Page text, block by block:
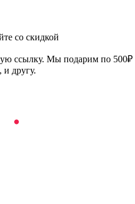
со скидкой
ссылку. Мы подарим по 500₽
другу.